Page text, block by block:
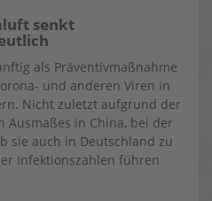
senkt
als Präventivmaßnahme
und anderen Viren in
Nicht zuletzt aufgrund der
Ausmaßes in China, bei der
sie auch in Deutschland zu
Infektionszahlen führen